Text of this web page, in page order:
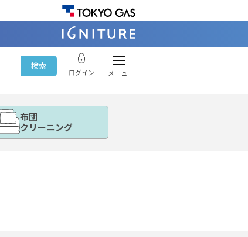
ログイン メニュー
布団
クリーニング